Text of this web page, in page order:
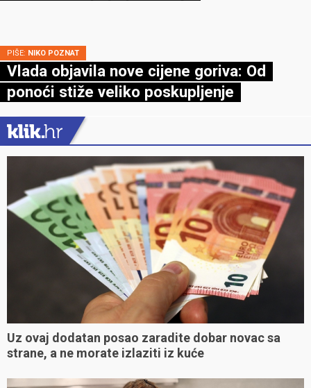
PIŠE: NIKO POZNAT
Vlada objavila nove cijene goriva: Od
ponoći stiže veliko poskupljenje
Uz ovaj dodatan posao zaradite dobar novac sa
strane, a ne morate izlaziti iz kuće